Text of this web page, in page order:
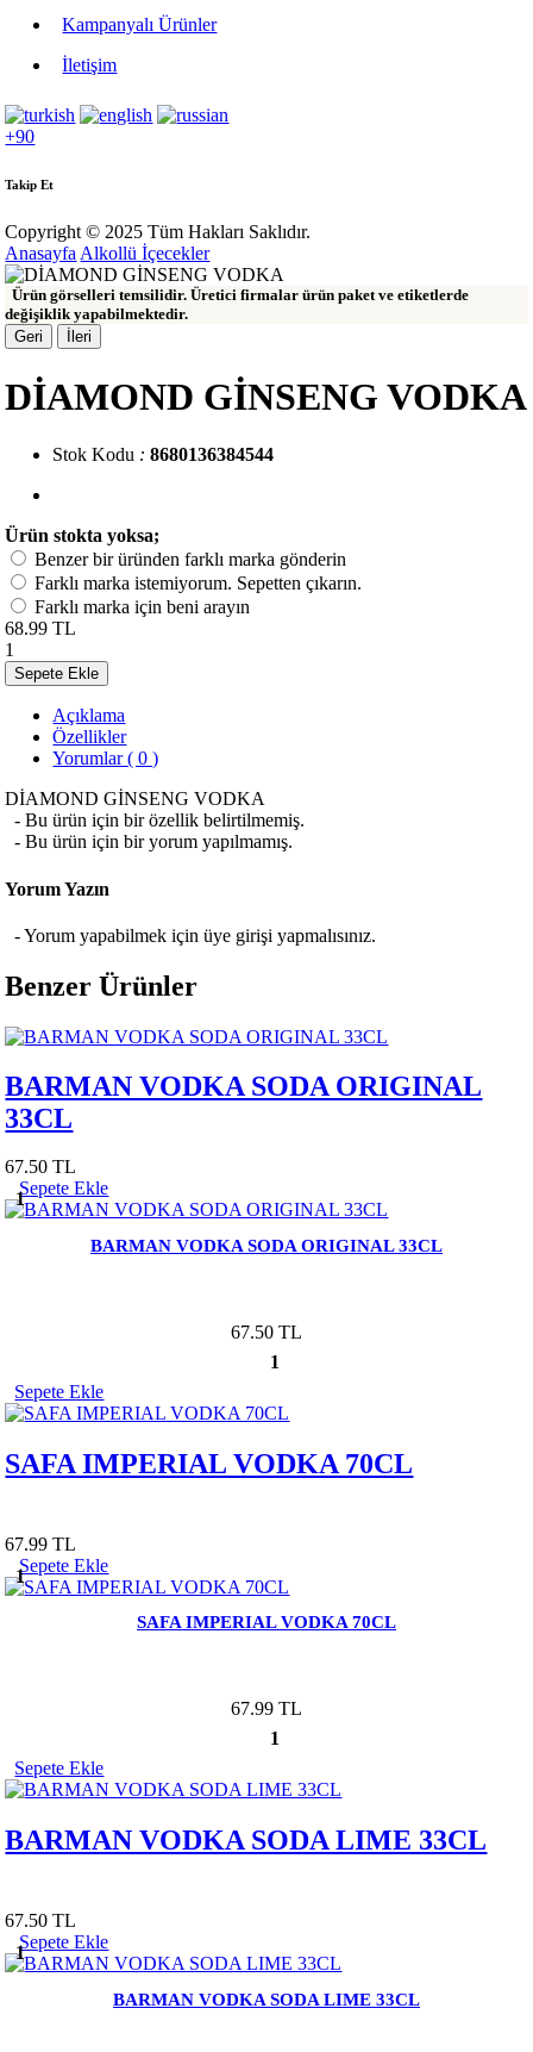
Kampanyalı Ürünler
İletişim
+90
Takip Et
Copyright © 2025 Tüm Hakları Saklıdır.
Anasayfa Alkollü İçecekler
Ürün görselleri temsilidir. Üretici firmalar ürün paket ve etiketlerde
değişiklik yapabilmektedir.
Geri
İleri
DİAMOND GİNSENG VODKA
Stok Kodu : 8680136384544
Ürün stokta yoksa;
Benzer bir üründen farklı marka gönderin
Farklı marka istemiyorum. Sepetten çıkarın.
Farklı marka için beni arayın
68.99 TL
1
Sepete Ekle
Açıklama
Özellikler
Yorumlar ( 0 )
DİAMOND GİNSENG VODKA
- Bu ürün için bir özellik belirtilmemiş.
- Bu ürün için bir yorum yapılmamış.
Yorum Yazın
- Yorum yapabilmek için üye girişi yapmalısınız.
Benzer Ürünler
BARMAN VODKA SODA ORIGINAL
33CL
67.50 TL
1
Sepete Ekle
BARMAN VODKA SODA ORIGINAL 33CL
67.50 TL
1
Sepete Ekle
SAFA IMPERIAL VODKA 70CL
67.99 TL
1
Sepete Ekle
SAFA IMPERIAL VODKA 70CL
67.99 TL
1
Sepete Ekle
BARMAN VODKA SODA LIME 33CL
67.50 TL
1
Sepete Ekle
BARMAN VODKA SODA LIME 33CL